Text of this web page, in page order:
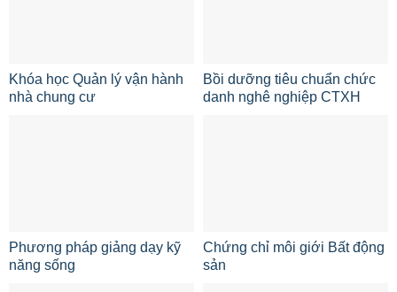
Khóa học Quản lý vận hành
nhà chung cư
Bồi dưỡng tiêu chuẩn chức
danh nghê nghiệp CTXH
Phương pháp giảng dạy kỹ
năng sống
Chứng chỉ môi giới Bất động
sản